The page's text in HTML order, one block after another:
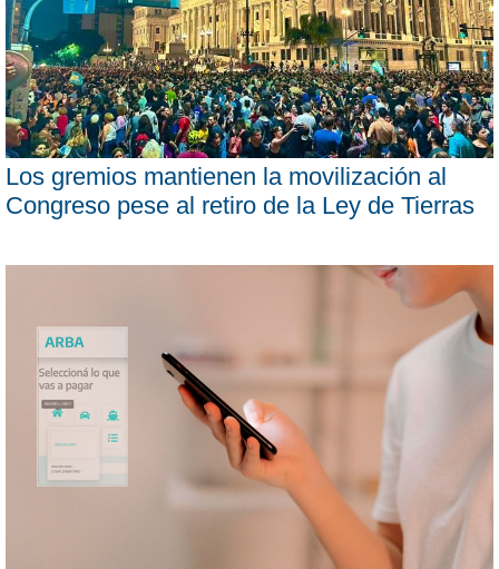
Los gremios mantienen la movilización al
Congreso pese al retiro de la Ley de Tierras